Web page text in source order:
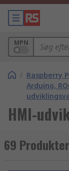
MPN
/ Raspberry
Arduino,
HMI-
69